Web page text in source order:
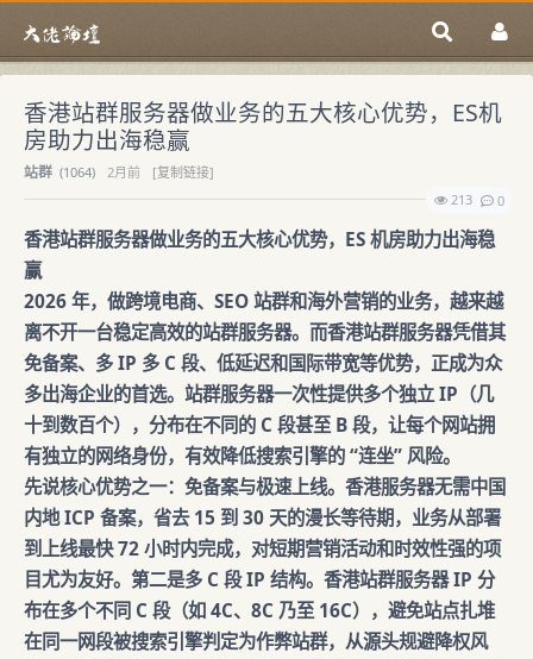
香港站群服务器做业务的五大核心优势，ES机
房助力出海稳赢
站群 (1064) 2月前
[复制链接]
213
0
香港站群服务器做业务的五大核心优势，ES 机房助力出海稳
赢
2026 年，做跨境电商、SEO 站群和海外营销的业务，越来越
离不开一台稳定高效的站群服务器。而香港站群服务器凭借其
免备案、多 IP 多 C 段、低延迟和国际带宽等优势，正成为众
多出海企业的首选。站群服务器一次性提供多个独立 IP（几
十到数百个），分布在不同的 C 段甚至 B 段，让每个网站拥
有独立的网络身份，有效降低搜索引擎的 “连坐” 风险。
先说核心优势之一：免备案与极速上线。香港服务器无需中国
内地 ICP 备案，省去 15 到 30 天的漫长等待期，业务从部署
到上线最快 72 小时内完成，对短期营销活动和时效性强的项
目尤为友好。第二是多 C 段 IP 结构。香港站群服务器 IP 分
布在多个不同 C 段（如 4C、8C 乃至 16C），避免站点扎堆
在同一网段被搜索引擎判定为作弊站群，从源头规避降权风